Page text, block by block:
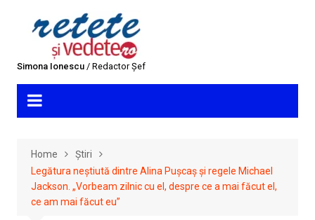
Simona Ionescu/ Redactor Șef
Home
Știri
Legătura neștiută dintre Alina Pușcaș și regele Michael
Jackson. „Vorbeam zilnic cu el, despre ce a mai făcut el,
ce am mai făcut eu”